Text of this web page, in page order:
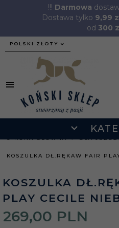
!!! Darmowa
Dostawa tylko 9,99
od 300
currency_h
POLSKI ZŁOTY
STRONA GŁÓWNA DLA
KOSZULKA DŁ.RĘKAW FAIR
KOSZULKA
PLAY CECILE
269,00 PLN